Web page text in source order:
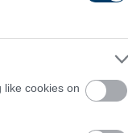
like cookies on
csökkenés
növeli a pozitív
hónap végére.